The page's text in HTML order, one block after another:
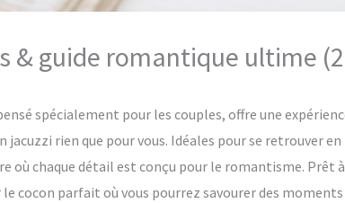
& guide romantique ultime
spécialement pour les couples, offre une
rien que pour vous. Idéales pour se retrouver
où chaque détail est conçu pour le romantisme. Prêt
cocon parfait où vous pourrez savourer des